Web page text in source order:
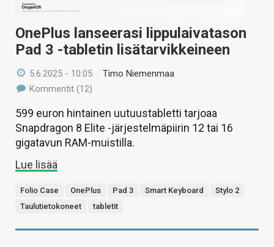
HAKU
OnePlus lanseerasi lippulaivatason
Pad 3 -tabletin lisätarvikkeineen
5.6.2025 - 10:05 /Timo Niemenmaa
Kommentit (12)
599 euron hintainen uutuustabletti tarjoaa
Snapdragon 8 Elite -järjestelmäpiirin 12 tai 16
gigatavun RAM-muistilla.
Lue lisää
Folio Case OnePlus Pad 3 Smart Keyboard
Stylo 2
Taulutietokoneet
tabletit